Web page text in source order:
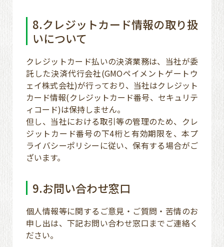
8.クレジットカード情報の取り扱
いについて
クレジットカード払いの決済業務は、当社が委
託した決済代行会社(GMOペイメントゲートウ
ェイ株式会社)が行っており、当社はクレジット
カード情報(クレジットカード番号、セキュリテ
ィコード)は保持しません。
但し、当社における取引等の管理のため、クレ
ジットカード番号の下4桁と有効期限を、本プ
ライバシーポリシーに従い、保有する場合がご
ざいます。
9.お問い合わせ窓口
個人情報等に関するご意見・ご質問・苦情のお
申し出は、下記お問い合わせ窓口までご連絡く
ださい。